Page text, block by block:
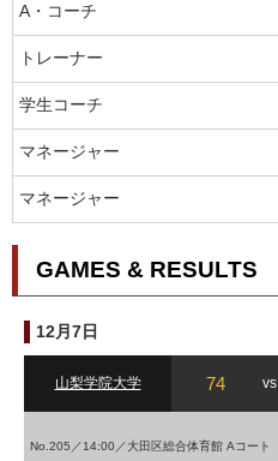
A・コーチ
トレーナー
学生コーチ
マネージャー
マネージャー
GAMES & RESULTS
12月7日
山梨学院大学 74 vs
No.205／14:00／大田区総合体育館 Aコート